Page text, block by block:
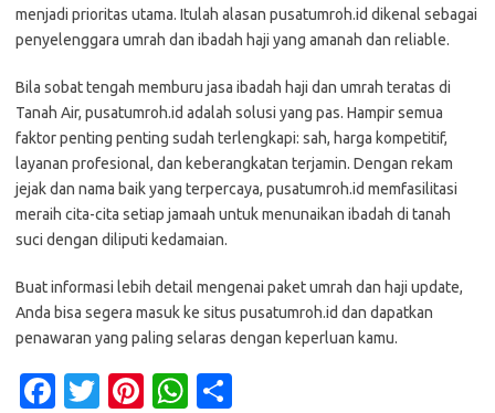
menjadi prioritas utama. Itulah alasan pusatumroh.id dikenal sebagai
penyelenggara umrah dan ibadah haji yang amanah dan reliable.
Bila sobat tengah memburu jasa ibadah haji dan umrah teratas di
Tanah Air, pusatumroh.id adalah solusi yang pas. Hampir semua
faktor penting penting sudah terlengkapi: sah, harga kompetitif,
layanan profesional, dan keberangkatan terjamin. Dengan rekam
jejak dan nama baik yang terpercaya, pusatumroh.id memfasilitasi
meraih cita-cita setiap jamaah untuk menunaikan ibadah di tanah
suci dengan diliputi kedamaian.
Buat informasi lebih detail mengenai paket umrah dan haji update,
Anda bisa segera masuk ke situs pusatumroh.id dan dapatkan
penawaran yang paling selaras dengan keperluan kamu.
Fa T
Pi
W